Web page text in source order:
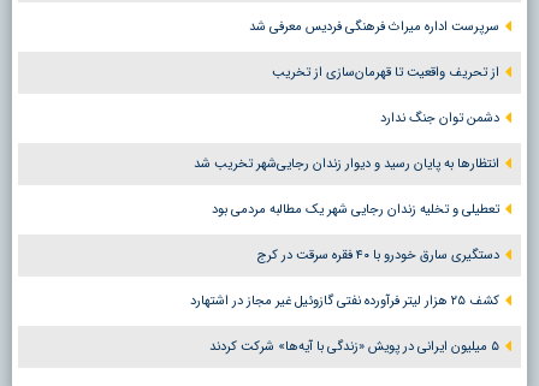
سرپرست اداره میراث فرهنگی فردیس معرفی شد
از تحریف واقعیت تا قهرمان‌سازی از تخریب
دشمن توان جنگ ندارد
انتظارها به پایان رسید و دیوار زندان رجایی‌شهر تخریب شد
تعطیلی و تخلیه زندان رجایی شهر یک مطالبه مردمی بود
دستگیری سارق خودرو با ۴۰ فقره سرقت در کرج
کشف ۲۵ هزار لیتر فرآورده نفتی گازوئیل غیر مجاز در اشتهارد
۵ میلیون ایرانی در پویش «زندگی با آیه‌ها» شرکت کردند